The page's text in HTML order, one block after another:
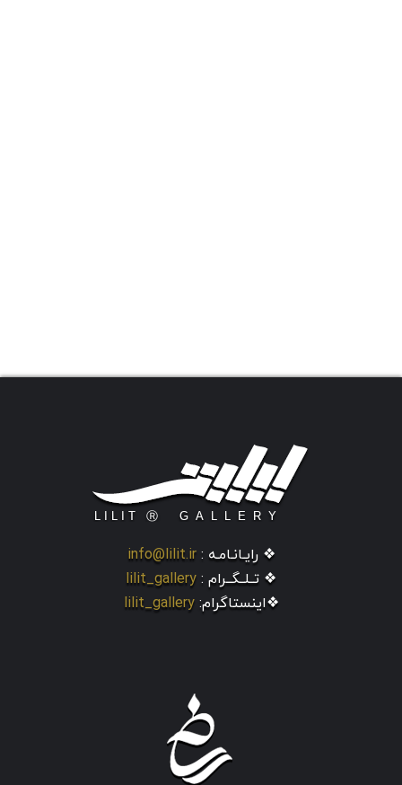
❖ رایـانـامـه : info@lilit.ir
❖ تــلــگــرام : lilit_gallery
❖اینستاگرام: lilit_gallery